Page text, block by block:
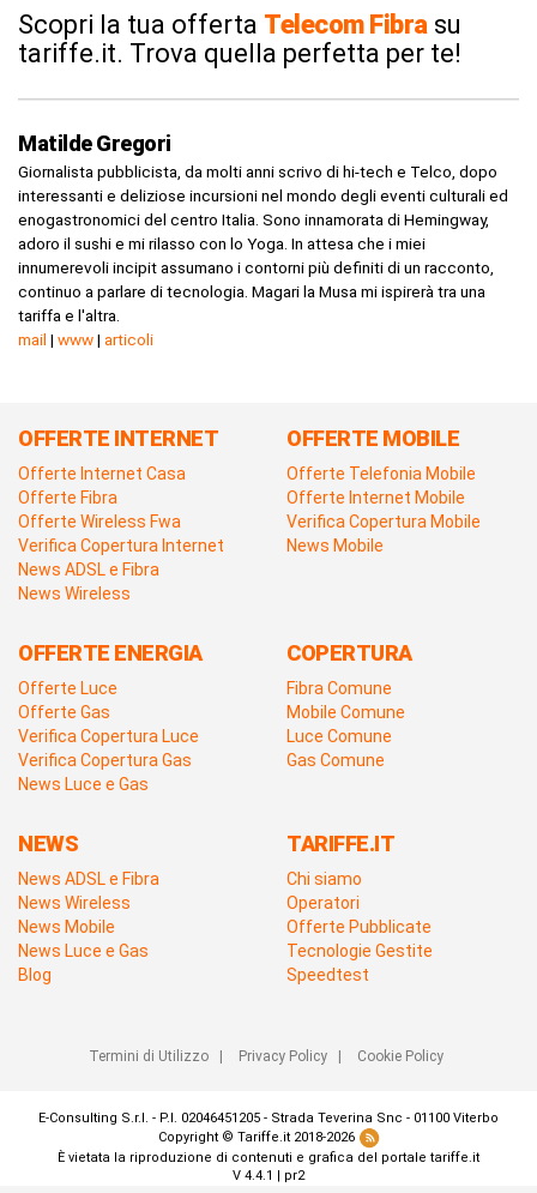
Scopri la tua offerta Telecom Fibra su
tariffe.it. Trova quella perfetta per te!
Matilde Gregori
Giornalista pubblicista, da molti anni scrivo di hi-tech e Telco, dopo
interessanti e deliziose incursioni nel mondo degli eventi culturali ed
enogastronomici del centro Italia. Sono innamorata di Hemingway,
adoro il sushi e mi rilasso con lo Yoga. In attesa che i miei
innumerevoli incipit assumano i contorni più definiti di un racconto,
continuo a parlare di tecnologia. Magari la Musa mi ispirerà tra una
tariffa e l'altra.
mail | www| articoli
OFFERTE INTERNET
Offerte Internet Casa
Offerte Fibra
Offerte Wireless Fwa
Verifica Copertura Internet
News ADSL e Fibra
News Wireless
OFFERTE MOBILE
Offerte Telefonia Mobile
Offerte Internet Mobile
Verifica Copertura Mobile
News Mobile
OFFERTE ENERGIA
Offerte Luce
Offerte Gas
Verifica Copertura Luce
Verifica Copertura Gas
News Luce e Gas
COPERTURA
Fibra Comune
Mobile Comune
Luce Comune
Gas Comune
NEWS
News ADSL e Fibra
News Wireless
News Mobile
News Luce e Gas
Blog
TARIFFE.IT
Chi siamo
Operatori
Offerte Pubblicate
Tecnologie Gestite
Speedtest
Termini di Utilizzo| Privacy Policy| Cookie Policy
E-Consulting S.r.l. - P.I. 02046451205 - Strada Teverina Snc - 01100 Viterbo
Copyright © Tariffe.it 2018-2026
È vietata la riproduzione di contenuti e grafica del portale tariffe.it
V 4.4.1 | pr2